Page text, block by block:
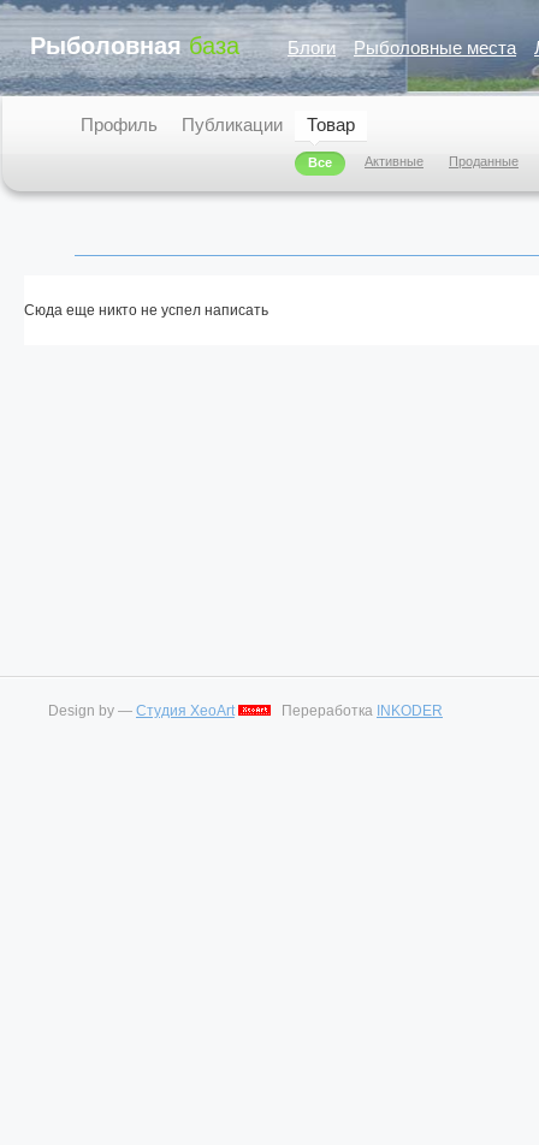
Рыболовная база Блоги Рыболовные места
Профиль Публикации Товар
Все Активные Проданные
Сюда еще никто не успел написать
Design by — Студия XeoArt Переработка INKODER